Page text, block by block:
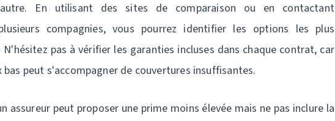
En utilisant des sites de comparaison ou en contactant
compagnies, vous pourrez identifier les options les plus
N'hésitez pas à vérifier les garanties incluses dans chaque contrat, car
bas peut s'accompagner de couvertures insuffisantes.
assureur peut proposer une prime moins élevée mais ne pas inclure la